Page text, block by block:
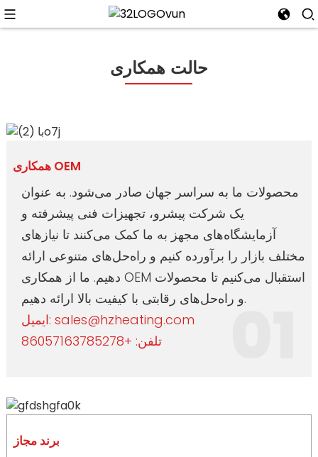
حالت همکاری
همکاری OEM
محصولات ما به سراسر جهان صادر می‌شود. به عنوان
یک شرکت پیشرو، تجهیزات فنی پیشرفته و
آزمایشگاه‌های مجهز به ما کمک می‌کنند تا نیازهای
مختلف بازار را برآورده کنیم و راه‌حل‌های متنوعی ارائه
دهیم. ما از همکاری OEM استقبال می‌کنیم تا محصولات
و راه‌حل‌های رقابتی با کیفیت بالا ارائه دهیم.
ایمیل: sales@hzheating.com
تلفن: +86057163785278
01
برند مجاز